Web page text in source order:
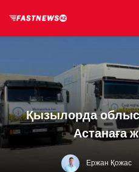
Қызылорда
Астанаға
Ержан Қожас